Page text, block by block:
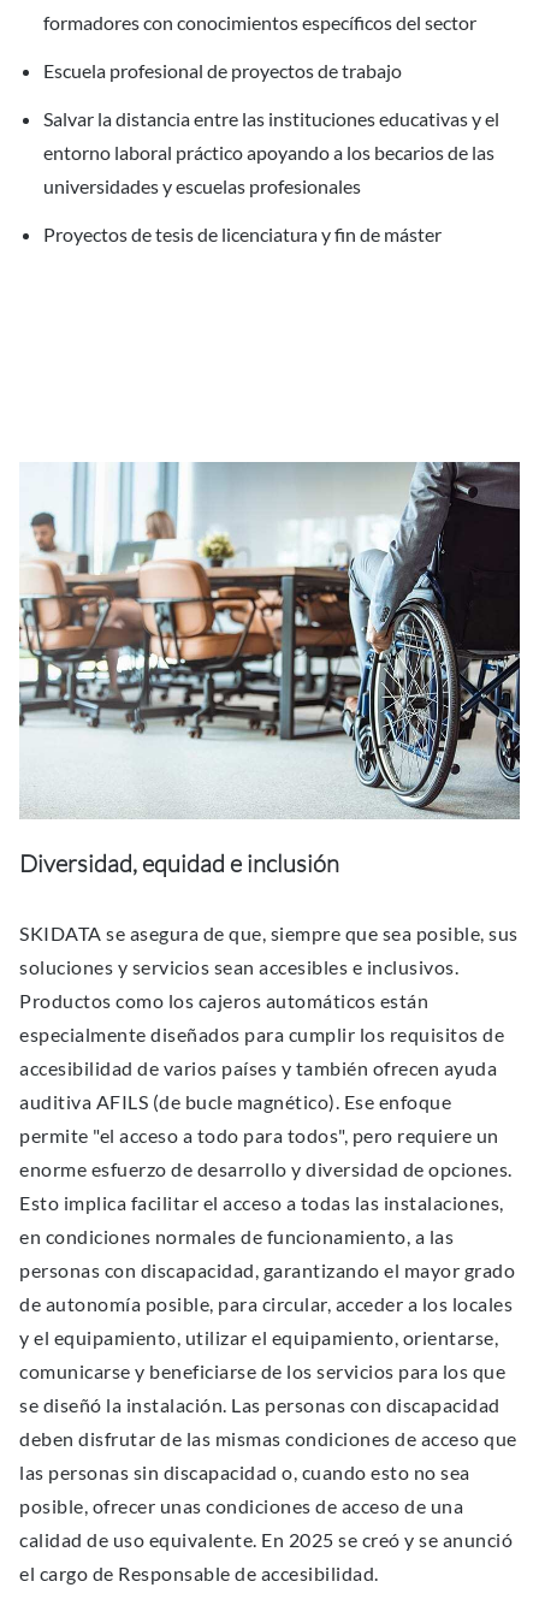
formadores con conocimientos específicos del sector
Escuela profesional de proyectos de trabajo
Salvar la distancia entre las instituciones educativas y el
entorno laboral práctico apoyando a los becarios de las
universidades y escuelas profesionales
Proyectos de tesis de licenciatura y fin de máster
Diversidad, equidad e inclusión
SKIDATA se asegura de que, siempre que sea posible, sus
soluciones y servicios sean accesibles e inclusivos.
Productos como los cajeros automáticos están
especialmente diseñados para cumplir los requisitos de
accesibilidad de varios países y también ofrecen ayuda
auditiva AFILS (de bucle magnético). Ese enfoque
permite "el acceso a todo para todos", pero requiere un
enorme esfuerzo de desarrollo y diversidad de opciones.
Esto implica facilitar el acceso a todas las instalaciones,
en condiciones normales de funcionamiento, a las
personas con discapacidad, garantizando el mayor grado
de autonomía posible, para circular, acceder a los locales
y el equipamiento, utilizar el equipamiento, orientarse,
comunicarse y beneficiarse de los servicios para los que
se diseñó la instalación. Las personas con discapacidad
deben disfrutar de las mismas condiciones de acceso que
las personas sin discapacidad o, cuando esto no sea
posible, ofrecer unas condiciones de acceso de una
calidad de uso equivalente. En 2025 se creó y se anunció
el cargo de Responsable de accesibilidad.